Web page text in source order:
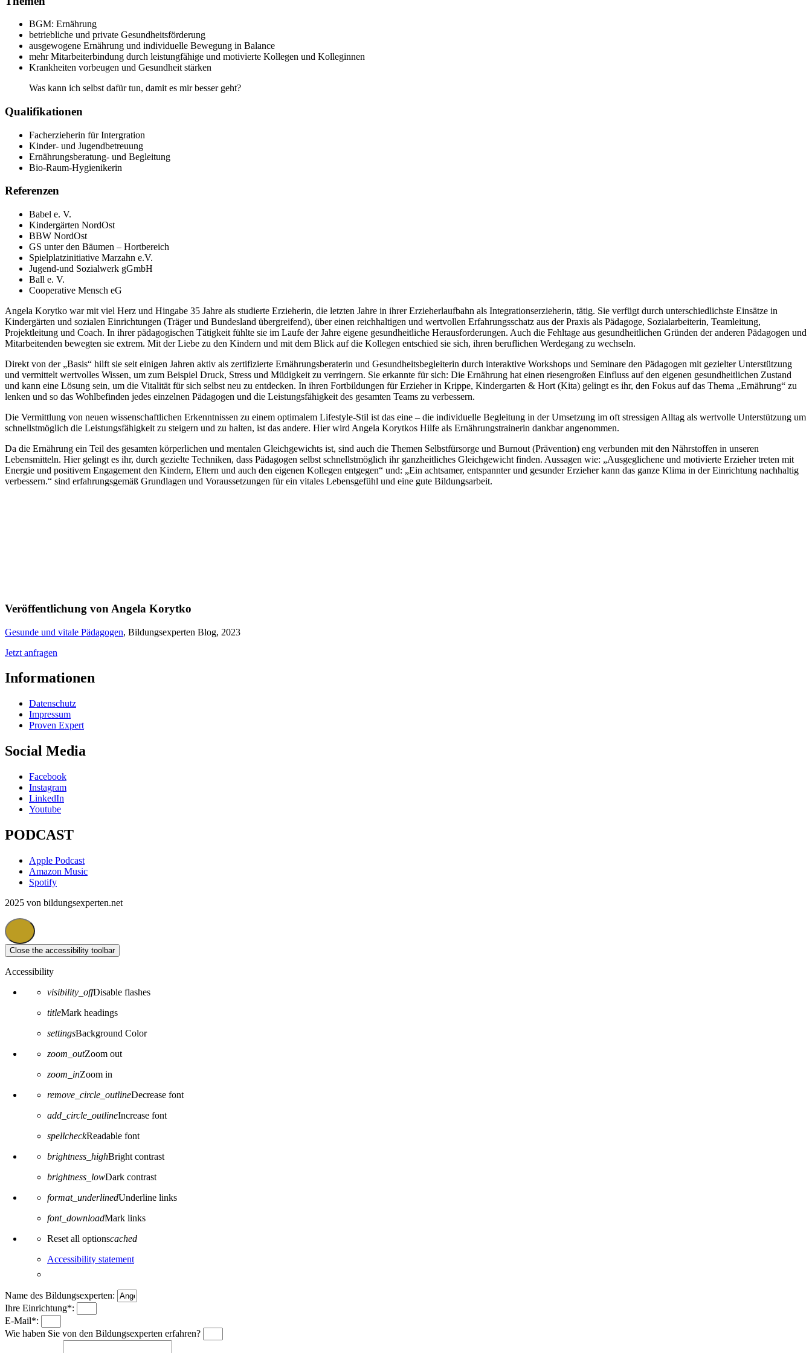
BGM: Ernährung
betriebliche und private Gesundheitsförderung
ausgewogene Ernährung und individuelle Bewegung in Balance
mehr Mitarbeiterbindung durch leistungfähige und motivierte Kollegen und Kolleginnen
Krankheiten vorbeugen und Gesundheit stärken
Was kann ich selbst dafür tun, damit es mir besser geht?
Qualifikationen
Facherzieherin für Intergration
Kinder- und Jugendbetreuung
Ernährungsberatung- und Begleitung
Bio-Raum-Hygienikerin
Referenzen
Babel e. V.
Kindergärten NordOst
BBW NordOst
GS unter den Bäumen – Hortbereich
Spielplatzinitiative Marzahn e.V.
Jugend-und Sozialwerk gGmbH
Ball e. V.
Cooperative Mensch eG
Angela Korytko war mit viel Herz und Hingabe 35 Jahre als studierte Erzieherin, die letzten Jahre in ihrer Erzieherlaufbahn als Integrationserzieherin, tätig. Sie verfügt durch unterschiedlichste Einsätze in
Kindergärten und sozialen Einrichtungen (Träger und Bundesland übergreifend), über einen reichhaltigen und wertvollen Erfahrungsschatz aus der Praxis als Pädagoge, Sozialarbeiterin, Teamleitung,
Projektleitung und Coach. In ihrer pädagogischen Tätigkeit fühlte sie im Laufe der Jahre eigene gesundheitliche Herausforderungen. Auch die Fehltage aus gesundheitlichen Gründen der anderen Pädagogen und
Mitarbeitenden bewegten sie extrem. Mit der Liebe zu den Kindern und mit dem Blick auf die Kollegen entschied sie sich, ihren beruflichen Werdegang zu wechseln.
Direkt von der „Basis“ hilft sie seit einigen Jahren aktiv als zertifizierte Ernährungsberaterin und Gesundheitsbegleiterin durch interaktive Workshops und Seminare den Pädagogen mit gezielter Unterstützung
und vermittelt wertvolles Wissen, um zum Beispiel Druck, Stress und Müdigkeit zu verringern. Sie erkannte für sich: Die Ernährung hat einen riesengroßen Einfluss auf den eigenen gesundheitlichen Zustand
und kann eine Lösung sein, um die Vitalität für sich selbst neu zu entdecken. In ihren Fortbildungen für Erzieher in Krippe, Kindergarten & Hort (Kita) gelingt es ihr, den Fokus auf das Thema „Ernährung“ zu
lenken und so das Wohlbefinden jedes einzelnen Pädagogen und die Leistungsfähigkeit des gesamten Teams zu verbessern.
Die Vermittlung von neuen wissenschaftlichen Erkenntnissen zu einem optimalem Lifestyle-Stil ist das eine – die individuelle Begleitung in der Umsetzung im oft stressigen Alltag als wertvolle Unterstützung um
schnellstmöglich die Leistungsfähigkeit zu steigern und zu halten, ist das andere. Hier wird Angela Korytkos Hilfe als Ernährungstrainerin dankbar angenommen.
Da die Ernährung ein Teil des gesamten körperlichen und mentalen Gleichgewichts ist, sind auch die Themen Selbstfürsorge und Burnout (Prävention) eng verbunden mit den Nährstoffen in unseren
Lebensmitteln. Hier gelingt es ihr, durch gezielte Techniken, dass Pädagogen selbst schnellstmöglich ihr ganzheitliches Gleichgewicht finden. Aussagen wie: „Ausgeglichene und motivierte Erzieher treten mit
Energie und positivem Engagement den Kindern, Eltern und auch den eigenen Kollegen entgegen“ und: „Ein achtsamer, entspannter und gesunder Erzieher kann das ganze Klima in der Einrichtung nachhaltig
verbessern.“ sind erfahrungsgemäß Grundlagen und Voraussetzungen für ein vitales Lebensgefühl und eine gute Bildungsarbeit.
Veröffentlichung von Angela Korytko
Gesunde und vitale Pädagogen, Bildungsexperten Blog, 2023
Jetzt anfragen
Informationen
Datenschutz
Impressum
Proven Expert
Social Media
Facebook
Instagram
LinkedIn
Youtube
PODCAST
Apple Podcast
Amazon Music
Spotify
2025 von bildungsexperten.net
Close the accessibility toolbar
Accessibility
visibility_offDisable flashes
titleMark headings
settingsBackground Color
zoom_outZoom out
zoom_inZoom in
remove_circle_outlineDecrease font
add_circle_outlineIncrease font
spellcheckReadable font
brightness_highBright contrast
brightness_lowDark contrast
format_underlinedUnderline links
font_downloadMark links
Reset all optionscached
Accessibility statement
Name des Bildungsexperten:
Ihre Einrichtung*:
E-Mail*:
Wie haben Sie von den Bildungsexperten erfahren?